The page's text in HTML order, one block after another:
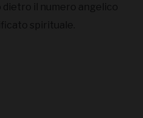
dietro il numero angelico
spirituale.